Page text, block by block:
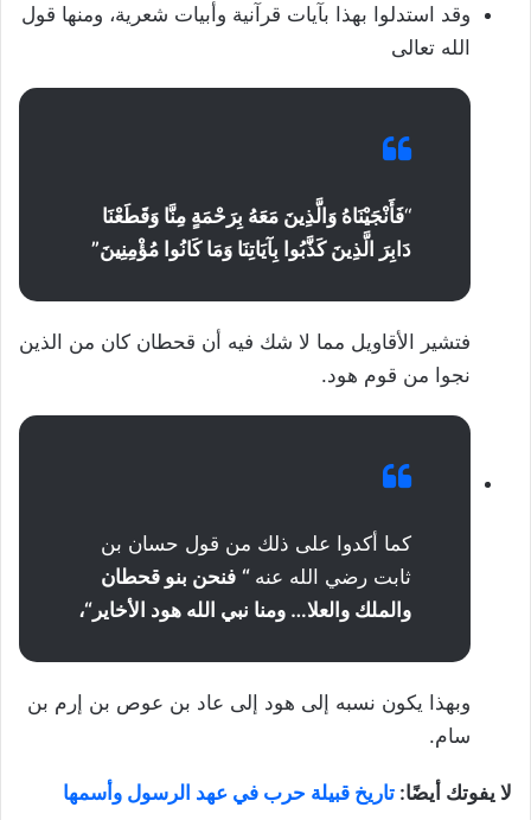
وقد استدلوا بهذا بآيات قرآنية وأبيات شعرية، ومنها قول
الله تعالى
“فَأَنْجَيْنَاهُ وَالَّذِينَ مَعَهُ بِرَحْمَةٍ مِنَّا وَقَطَعْنَا
دَابِرَ الَّذِينَ كَذَّبُوا بِآيَاتِنَا وَمَا كَانُوا مُؤْمِنِينَ”
فتشير الأقاويل مما لا شك فيه أن قحطان كان من الذين
نجوا من قوم هود.
كما أكدوا على ذلك من قول حسان بن
ثابت رضي الله عنه “ فنحن بنو قحطان
والملك والعلا… ومنا نبي الله هود الأخاير “،
وبهذا يكون نسبه إلى هود إلى عاد بن عوص بن إرم بن
سام.
لا يفوتك أيضًا: تاريخ قبيلة حرب في عهد الرسول وأسمها